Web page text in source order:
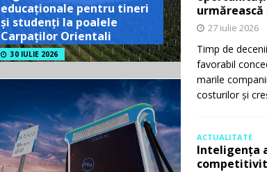
educaționale pentru tineri
și studenți la poalele
Carpaților Orientali
30 IULIE 2026
27 iulie 2026
Timp de
favorabil
marile
costurilor și
ACTUALITATE
Inteligența